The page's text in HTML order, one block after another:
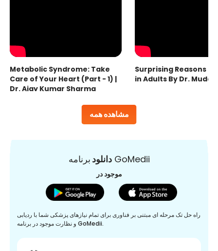
مشاهده همه
Metabolic Syndrome: Take
Care of Your Heart (Part - 1) |
Dr. Ajay Kumar Sharma
Surprising Reasons
in Adults By Dr.
دانلودبرنامه GoMedii
موجود در
راه حل تک مرحله ای مبتنی بر فناوری برای تمام نیازهای پزشکی شما با ردیابی
و نظارت موجود در برنامه GoMedii.